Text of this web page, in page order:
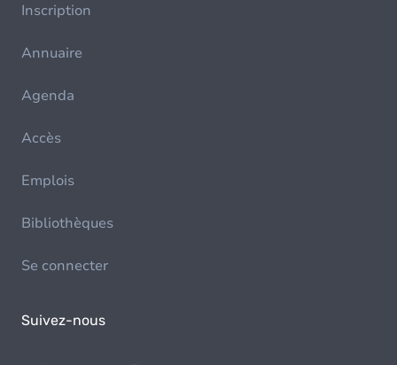
Inscription
Annuaire
Agenda
Accès
Emplois
Bibliothèques
Se connecter
Suivez-nous